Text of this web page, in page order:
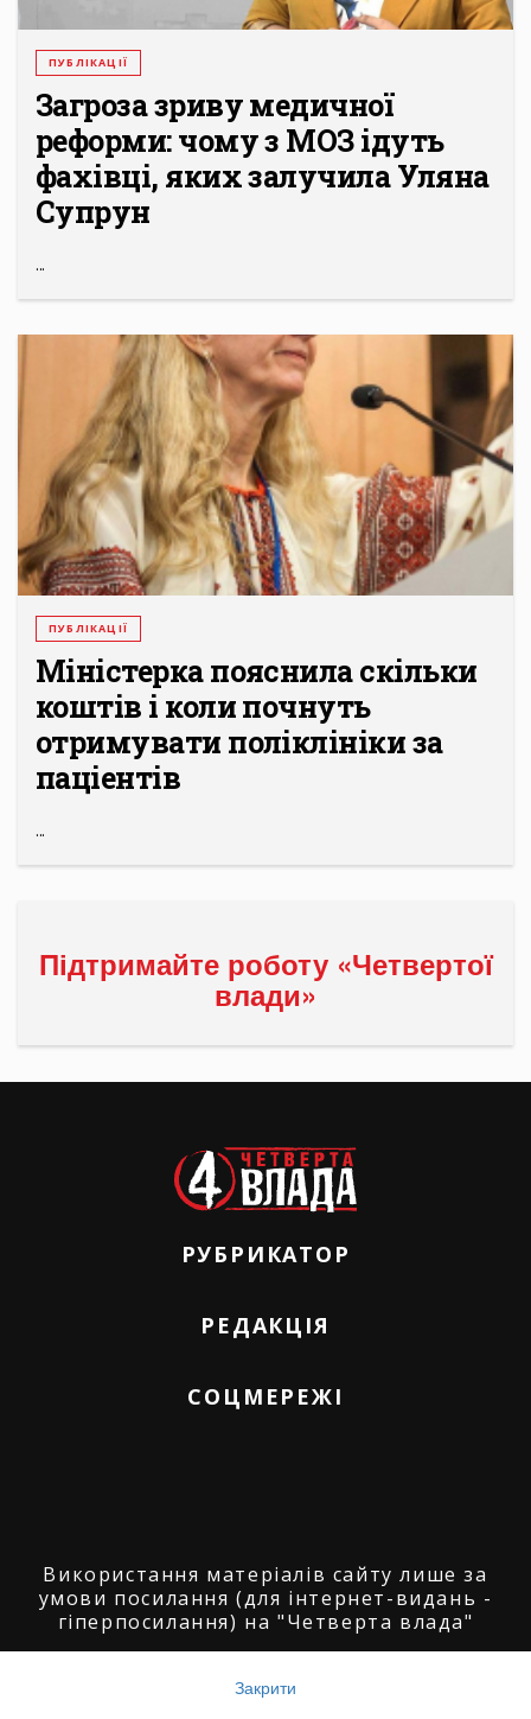
ПУБЛІКАЦІЇ
Загроза зриву медичної
реформи: чому з МОЗ ідуть
фахівці, яких залучила Уляна
Супрун
...
ПУБЛІКАЦІЇ
Міністерка пояснила скільки
коштів і коли почнуть
отримувати поліклініки за
паціентів
...
Підтримайте роботу «Четвертої
влади»
РУБРИКАТОР
РЕДАКЦІЯ
СОЦМЕРЕЖІ
Використання матеріалів сайту лише за
умови посилання (для інтернет-видань -
гіперпосилання) на "Четверта влада"
"Четверта влада": 2008-2026.
Закрити